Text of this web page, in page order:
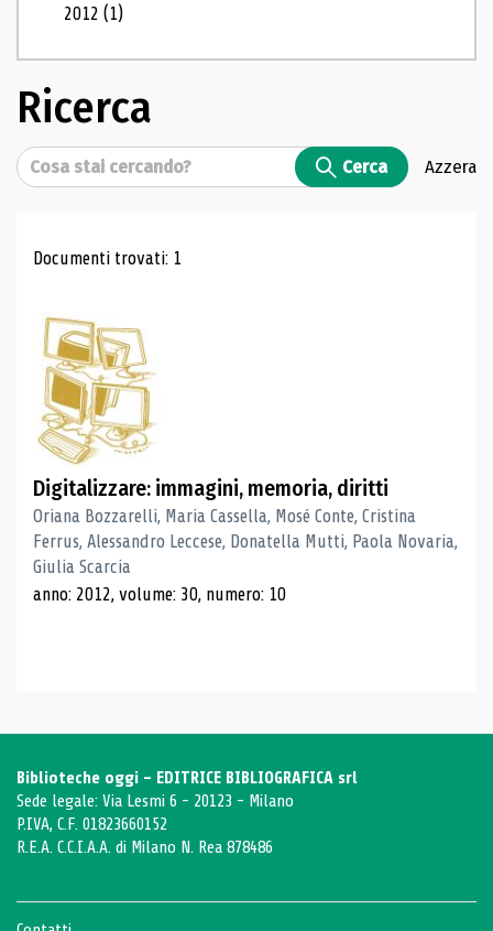
2012(1)
Ricerca
Cerca Cerca Azzera
Risultati di ricerca
Documenti trovati: 1
Digitalizzare: immagini, memoria, diritti
Oriana Bozzarelli, Maria Cassella, Mosé Conte, Cristina
Ferrus, Alessandro Leccese, Donatella Mutti, Paola Novaria,
Giulia Scarcia
anno: 2012, volume: 30, numero: 10
Biblioteche oggi - EDITRICE BIBLIOGRAFICA srl
Sede legale: Via Lesmi 6 - 20123 - Milano
P.IVA, C.F. 01823660152
R.E.A. C.C.I.A.A. di Milano N. Rea 878486